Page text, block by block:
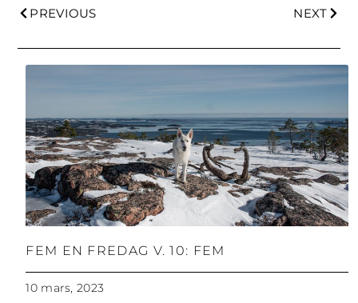
PREVIOUS NEXT
FEM EN FREDAG V. 10: FEM
10 mars, 2023